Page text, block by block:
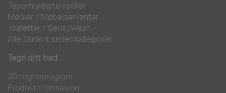
Toppmonterte vasker
Møbler / Møbelservanter
Toaletter / SensoWash
Alle Duravit serier/kategorier
Tegn ditt bad
3D tegneprogram
Produktinformasjon